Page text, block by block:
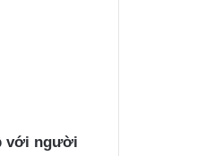
với người